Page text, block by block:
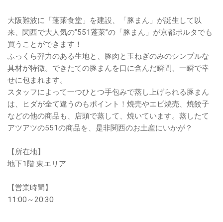
大阪難波に「蓬莱食堂」を建設、「豚まん」が誕生して以
来、関西で大人気の”551蓬莱”の「豚まん」が京都ポルタでも
買うことができます！
ふっくら弾力のある生地と、豚肉と玉ねぎのみのシンプルな
具材が特徴。できたての豚まんを口に含んだ瞬間、一瞬で幸
せに包まれます。
スタッフによって一つひとつ手包みで蒸し上げられる豚まん
は、ヒダが全て違うのもポイント！焼売やエビ焼売、焼餃子
などの他の商品も、店頭で蒸して、焼いています。蒸したて
アツアツの551の商品を、是非関西のお土産にいかが？
【所在地】
地下1階 東エリア
【営業時間】
11:00～20:30